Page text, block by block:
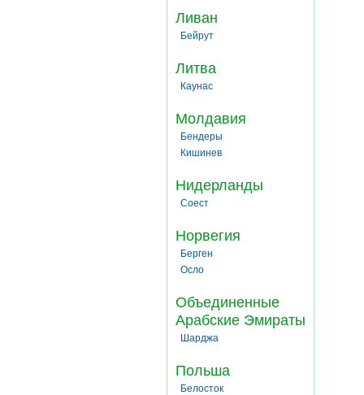
Ливан
Бейрут
Литва
Каунас
Молдавия
Бендеры
Кишинев
Нидерланды
Соест
Норвегия
Берген
Осло
Объединенные
Арабские Эмираты
Шарджа
Польша
Белосток